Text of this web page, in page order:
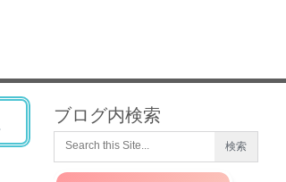
ブログ内検索